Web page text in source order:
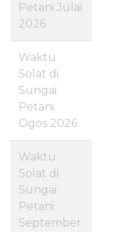
Petani Julai
2026
Waktu
Solat di
Sungai
Petani
Ogos 2026
Waktu
Solat di
Sungai
Petani
September